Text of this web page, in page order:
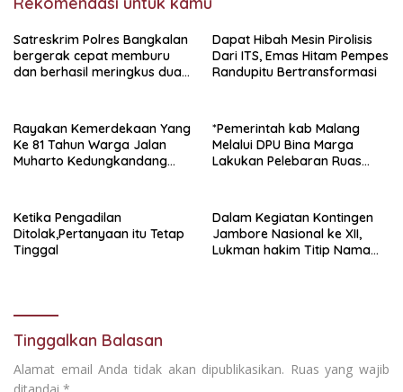
Satreskrim Polres Bangkalan
bergerak cepat memburu
dan berhasil meringkus dua
Sidoarjo dan HP (25) warga
Tulungagung.
Dapat Hibah Mesin Pirolisis
Dari ITS, Emas Hitam Pempes
Randupitu Bertransformasi
Rayakan Kemerdekaan Yang
Ke 81 Tahun Warga Jalan
Muharto Kedungkandang
*Pemerintah kab Malang
Melalui DPU Bina Marga
Lakukan Pelebaran Ruas
Ketika Pengadilan
Ditolak,Pertanyaan itu Tetap
Tinggal
Dalam Kegiatan Kontingen
Jambore Nasional ke XII,
Lukman hakim Titip Nama
Tinggalkan Balasan
Alamat email Anda tidak akan dipublikasikan. Ruas yang wajib